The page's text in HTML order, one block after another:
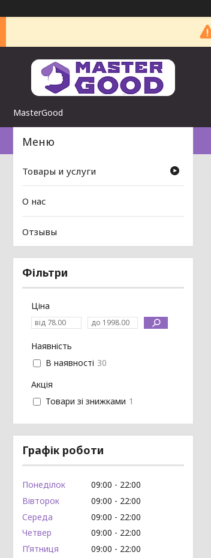
MasterGood
Товары и услуги
О нас
Отзывы
Фільтри
Ціна
Наявність
В наявності 30
Акція
Товари зі знижками 1
Графік роботи
Понеділок 09:00
22:00
Вівторок
09:00
22:00
Середа
09:00
22:00
Четвер
09:00
22:00
Пʼятниця
09:00
22:00